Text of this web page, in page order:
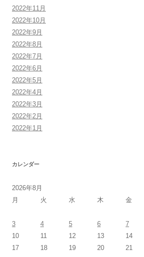
2022年11月
2022年10月
2022年9月
2022年8月
2022年7月
2022年6月
2022年5月
2022年4月
2022年3月
2022年2月
2022年1月
カレンダー
2026年8月
月
火 水 木 金
3
4 5 6 7
10
11 12 13 14
17
18 19 20 21